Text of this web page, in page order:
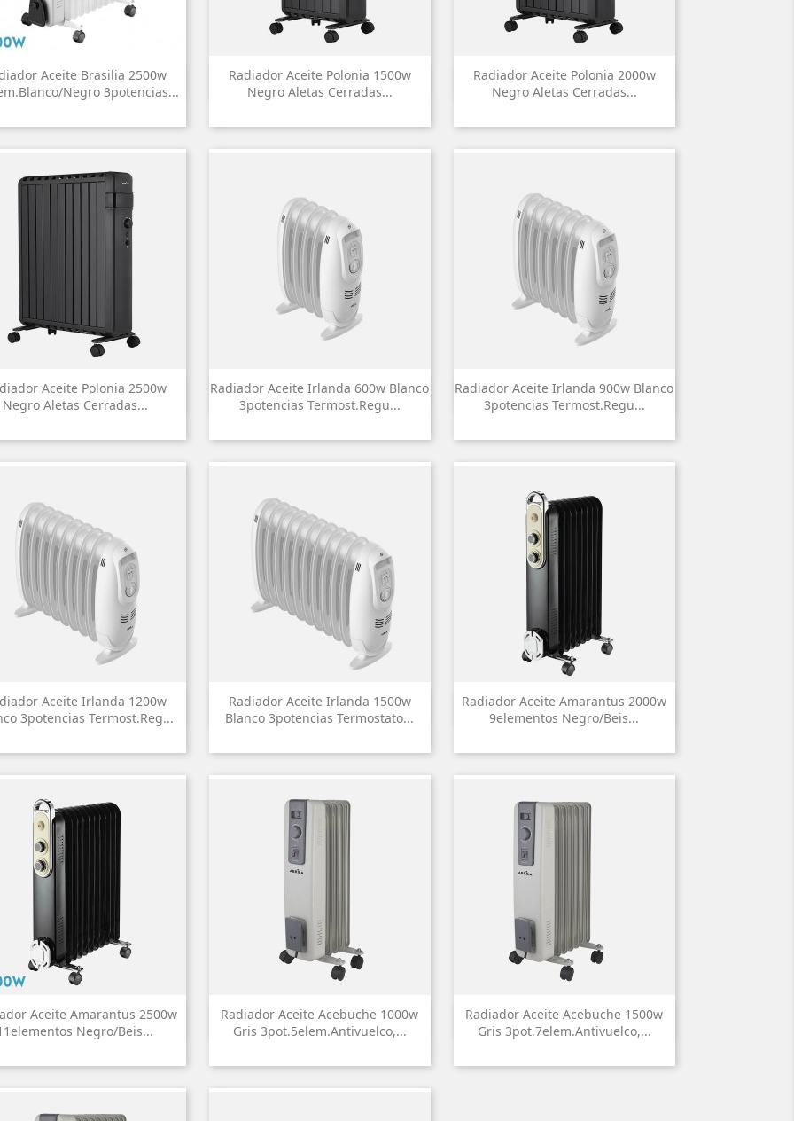
Aceite Brasilia 2500w
negro 3potencias...
 Vista rápida
Radiador Aceite Polonia 1500w
Negro Aletas Cerradas...
 Vista rápida
Radiador Aceite Polonia 2000w
Negro Aletas Cerradas...
 Vista rápida
Aceite Polonia 2500w
Negro Aletas Cerradas...
 Vista rápida
Radiador Aceite Irlanda 600w Blanco
3potencias Termost.regu...
 Vista rápida
Radiador Aceite Irlanda 900w Blanco
3potencias Termost.regu...
 Vista rápida
Aceite Irlanda 1200w
3potencias Termost.reg...
 Vista rápida
Radiador Aceite Irlanda 1500w
Blanco 3potencias Termostato...
 Vista rápida
Radiador Aceite Amarantus 2000w
9elementos Negro/beis...
 Vista rápida
Aceite Amarantus 2500w
Negro/beis...
 Vista rápida
Radiador Aceite Acebuche 1000w
Gris 3pot.5elem.antivuelco,...
 Vista rápida
Radiador Aceite Acebuche 1500w
Gris 3pot.7elem.antivuelco,...
 Vista rápida